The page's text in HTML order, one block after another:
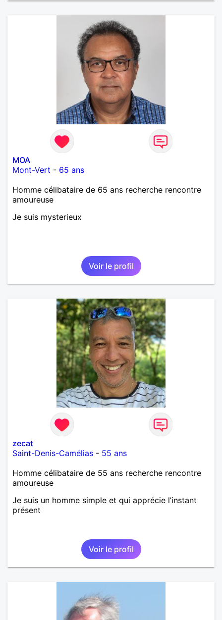
MOA
Mont-Vert - 65 ans
Homme célibataire de 65 ans recherche rencontre
amoureuse
Je suis mysterieux
Voir le profil
zecat
Saint-Denis-Camélias - 55 ans
Homme célibataire de 55 ans recherche rencontre
amoureuse
Je suis un homme simple et qui apprécie l’instant
présent
Voir le profil